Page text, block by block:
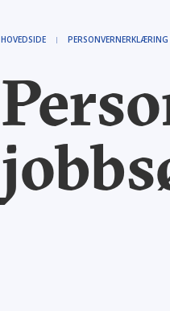
HOVEDSIDE PERSONVERNERKLÆRING FOR